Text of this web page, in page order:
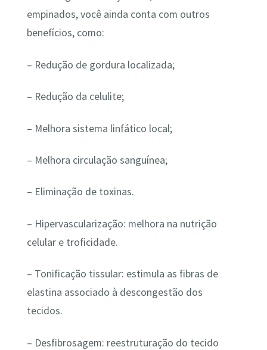
empinados, você ainda conta com outros
benefícios, como:
– Redução de gordura localizada;
– Redução da celulite;
– Melhora sistema linfático local;
– Melhora circulação sanguínea;
– Eliminação de toxinas.
– Hipervascularização: melhora na nutrição
celular e troficidade.
– Tonificação tissular: estimula as fibras de
elastina associado à descongestão dos
tecidos.
– Desfibrosagem: reestruturação do tecido